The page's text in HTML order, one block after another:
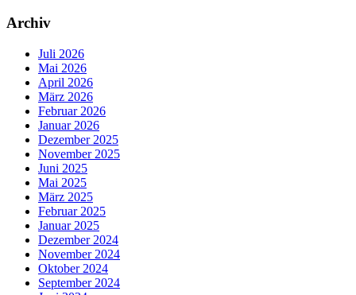
Archiv
Juli 2026
Mai 2026
April 2026
März 2026
Februar 2026
Januar 2026
Dezember 2025
November 2025
Juni 2025
Mai 2025
März 2025
Februar 2025
Januar 2025
Dezember 2024
November 2024
Oktober 2024
September 2024